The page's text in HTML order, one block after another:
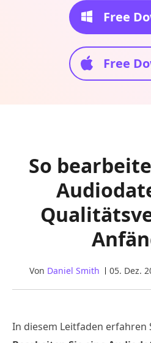
Free
Free
So
Von Daniel Smith 05. Dez.
In diesem Leitfaden erfahren